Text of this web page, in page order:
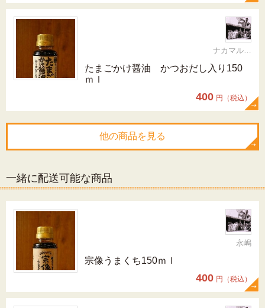
ナカマル醤油神湊本店
たまごかけ醤油 かつおだし入り150
ｍｌ
400 円（税込）
他の商品を見る
一緒に配送可能な商品
永嶋
宗像うまくち150ｍｌ
400 円（税込）